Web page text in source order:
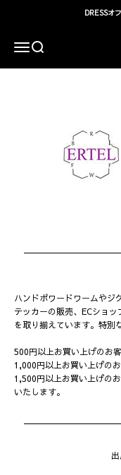
DRESSオ
メニュー
検索
ハンドポワードワームやジ
テッカーの販売、ECショ
を取り揃えています。特別
500円以上お買い上げのお
1,000円以上お買い上げの
1,500円以上お買い上げの
いたします。